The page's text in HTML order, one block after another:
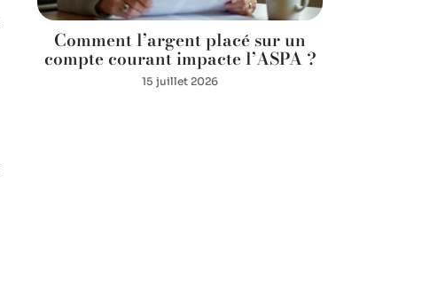
Comment l’argent placé sur un
compte courant impacte l’ASPA ?
15 juillet 2026